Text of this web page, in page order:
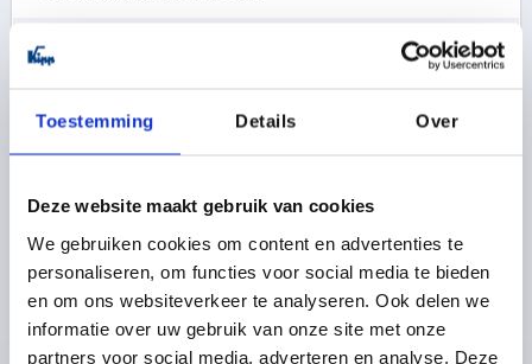
Toestemming Details Over
Deze website maakt gebruik van cookies
We gebruiken cookies om content en advertenties te
personaliseren, om functies voor social media te bieden
en om ons websiteverkeer te analyseren. Ook delen we
informatie over uw gebruik van onze site met onze
partners voor social media, adverteren en analyse. Deze
14,25 €
excl. BTW
DETAILS
K1743
KLEMHEFBOOM METAAL-DETECTEERBAAR GR.2